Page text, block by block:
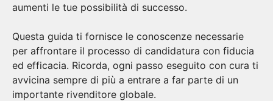
aumenti le tue possibilità di successo.
Questa guida ti fornisce le conoscenze necessarie
per affrontare il processo di candidatura con fiducia
ed efficacia. Ricorda, ogni passo eseguito con cura ti
avvicina sempre di più a entrare a far parte di un
importante rivenditore globale.